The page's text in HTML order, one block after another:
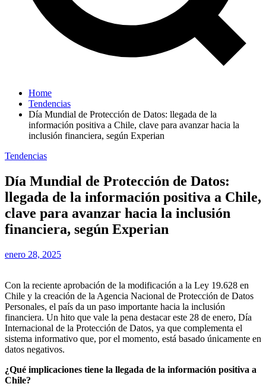
Home
Tendencias
Día Mundial de Protección de Datos: llegada de la
información positiva a Chile, clave para avanzar hacia la
inclusión financiera, según Experian
Tendencias
Día Mundial de Protección de Datos:
llegada de la información positiva a Chile,
clave para avanzar hacia la inclusión
financiera, según Experian
enero 28, 2025
Con la reciente aprobación de la modificación a la Ley 19.628 en
Chile y la creación de la Agencia Nacional de Protección de Datos
Personales, el país da un paso importante hacia la inclusión
financiera. Un hito que vale la pena destacar este 28 de enero, Día
Internacional de la Protección de Datos, ya que complementa el
sistema informativo que, por el momento, está basado únicamente en
datos negativos.
¿Qué implicaciones tiene la llegada de la información positiva a
Chile?